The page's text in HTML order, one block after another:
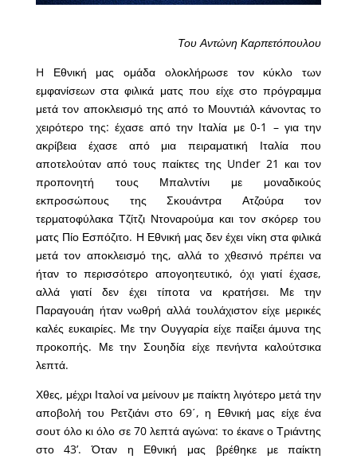
Του Αντώνη Καρπετόπουλου
H Εθνική μας ομάδα ολοκλήρωσε τον κύκλο των
εμφανίσεων στα φιλικά ματς που είχε στο πρόγραμμα
μετά τον αποκλεισμό της από το Μουντιάλ κάνοντας το
χειρότερο της: έχασε από την Ιταλία με 0-1 – για την
ακρίβεια έχασε από μια πειραματική Ιταλία που
αποτελούταν από τους παίκτες της Under 21 και τον
προπονητή τους Μπαλντίνι με μοναδικούς
εκπροσώπους της Σκουάντρα Ατζούρα τον
τερματοφύλακα Τζίτζι Ντοναρούμα και τον σκόρερ του
ματς Πίο Εσπόζιτο. Η Εθνική μας δεν έχει νίκη στα φιλικά
μετά τον αποκλεισμό της, αλλά το χθεσινό πρέπει να
ήταν το περισσότερο απογοητευτικό, όχι γιατί έχασε,
αλλά γιατί δεν έχει τίποτα να κρατήσει. Με την
Παραγουάη ήταν νωθρή αλλά τουλάχιστον είχε μερικές
καλές ευκαιρίες. Με την Ουγγαρία είχε παίξει άμυνα της
προκοπής. Με την Σουηδία είχε πενήντα καλούτσικα
λεπτά.
Χθες, μέχρι Ιταλοί να μείνουν με παίκτη λιγότερο μετά την
αποβολή του Ρετζιάνι στο 69΄, η Εθνική μας είχε ένα
σουτ όλο κι όλο σε 70 λεπτά αγώνα: το έκανε ο Τριάντης
στο 43’. Όταν η Εθνική μας βρέθηκε με παίκτη